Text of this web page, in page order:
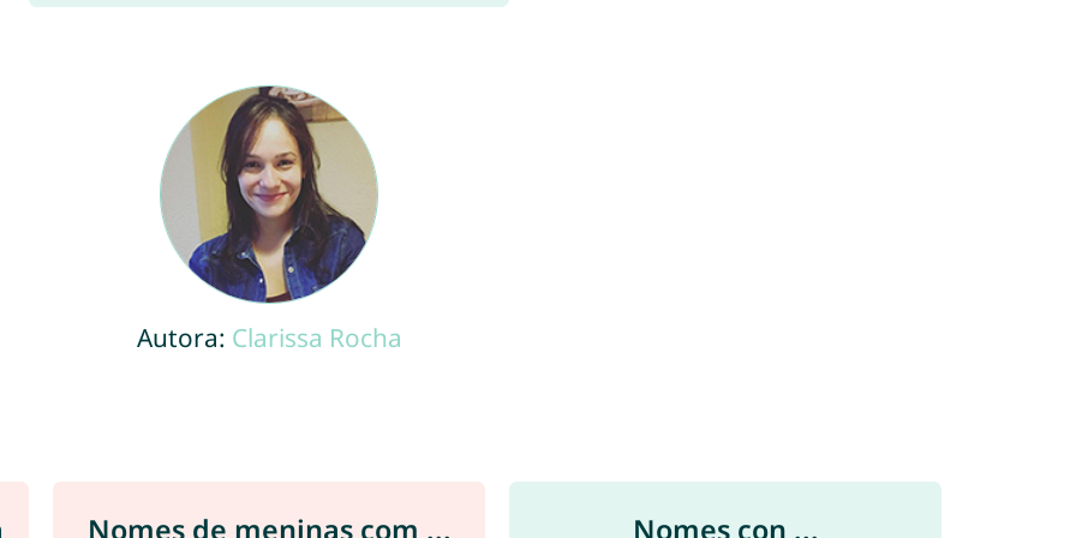
Autora: Clarissa Rocha
Nomes de meninas com ... Nomes con ...